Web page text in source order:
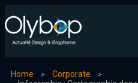
Home
Corporate